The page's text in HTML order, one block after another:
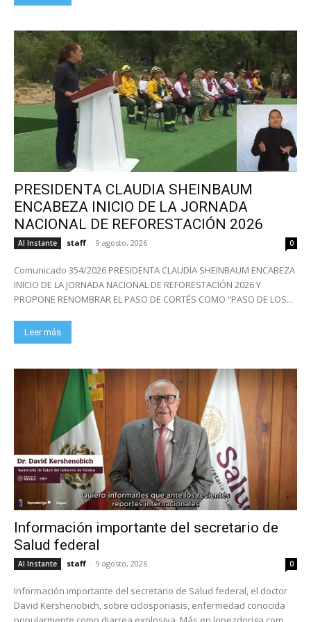
PRESIDENTA CLAUDIA SHEINBAUM
ENCABEZA INICIO DE LA JORNADA
NACIONAL DE REFORESTACIÓN 2026
Al Instante staff - 9 agosto, 2026 0
Comunicado 354/2026 PRESIDENTA CLAUDIA SHEINBAUM ENCABEZA
INICIO DE LA JORNADA NACIONAL DE REFORESTACIÓN 2026 Y
PROPONE RENOMBRAR EL PASO DE CORTÉS COMO “PASO DE LOS...
Leer más
Información importante del secretario de
Salud federal
Al Instante staff - 9 agosto, 2026 0
Información importante del secretario de Salud federal, el doctor
David Kershenobich, sobre ciclosporiasis, enfermedad conocida